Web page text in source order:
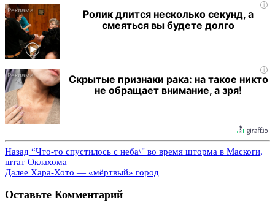
i
Ролик длится несколько секунд, а
смеяться вы будете долго
i
Скрытые признаки рака: на такое никто
не обращает внимание, а зря!
Назад “Что-то спустилось с неба\" во время шторма в Маскоги,
штат Оклахома
Далее Хара-Хото — «мёртвый» город
Оставьте Комментарий